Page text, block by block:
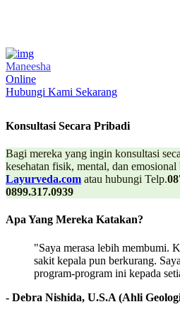
Maneesha
Online
Hubungi Kami Sekarang
Konsultasi Secara Pribadi
Bagi mereka yang ingin konsultasi
kesehatan fisik, mental, dan
Layurveda.com atau hubungi Telp.
0899.317.0939
Apa Yang Mereka Katakan?
"Saya merasa lebih membumi.
sakit kepala pun berkurang.
program-program ini kepada
- Debra Nishida, U.S.A (Ahli